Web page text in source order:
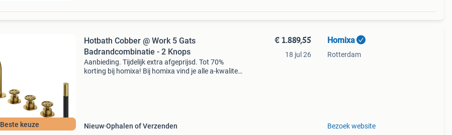
Beste keuze
Hotbath Cobber @ Work 5 Gats
Badrandcombinatie - 2 Knops
Aanbieding. Tijdelijk extra afgeprijsd. Tot 70%
korting bij homixa! Bij homixa vind je alle a-kwaliteit
Nieuw Ophalen of Verzenden
€ 1.889,55
18 jul 26
Homixa
Rotterdam
Bezoek website